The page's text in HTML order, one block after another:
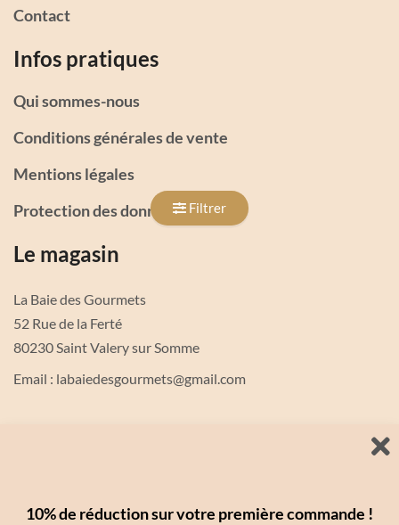
Filtrer
Contact
Infos pratiques
Qui sommes-nous
Conditions générales de vente
Mentions légales
Protection des données
Le magasin
La Baie des Gourmets
52 Rue de la Ferté
80230 Saint Valery sur Somme
Email : labaiedesgourmets@gmail.com
Ouvert en saison tous les jours de 10h30 à 12h30 et de 14h à
10% de réduction sur votre première commande !